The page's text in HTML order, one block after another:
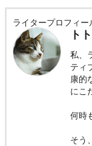
ライタープロフィー
トト
私、
ティ
康的
にこ
何時
そう